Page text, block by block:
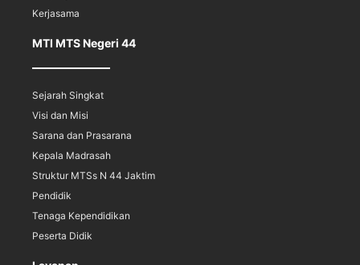
Kerjasama
MTI MTS Negeri 44
Sejarah Singkat
Visi dan Misi
Sarana dan Prasarana
Kepala Madrasah
Struktur MTSs N 44 Jaktim
Pendidik
Tenaga Kependidikan
Peserta Didik